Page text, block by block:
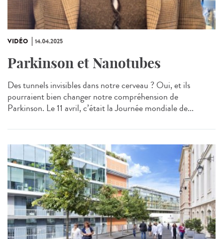
VIDÉO 14.04.2025
Parkinson et Nanotubes
Des tunnels invisibles dans notre cerveau ? Oui, et ils
pourraient bien changer notre compréhension de
Parkinson. Le 11 avril, c’était la Journée mondiale de...